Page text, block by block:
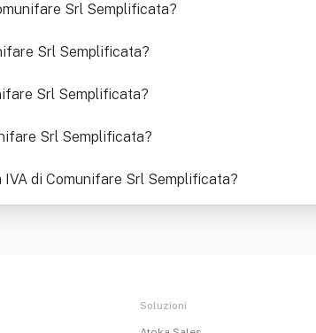
Srl Semplificata?
Srl Semplificata?
Srl Semplificata?
Srl Semplificata?
di Comunifare Srl Semplificata?
Soluzioni